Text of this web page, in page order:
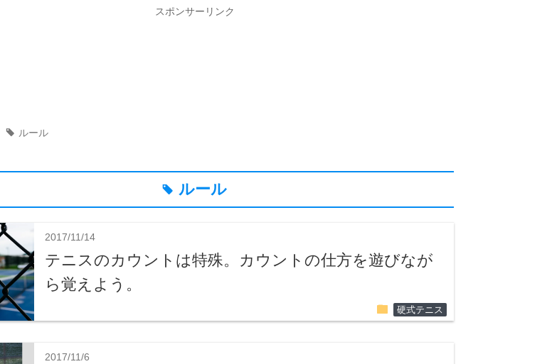
スポンサーリンク
tag ルール
tag ルール
2017/11/14
テニスのカウントは特殊。カウントの仕方を遊びなが
ら覚えよう。
folder 硬式テニス
2017/11/6